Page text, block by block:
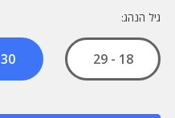
גיל הנהג:
18 - 29
30 - 69